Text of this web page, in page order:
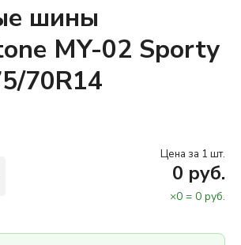
шины
MY-02 Sporty
70R14
Цена за 1 шт.
0 руб.
×0 = 0 руб.